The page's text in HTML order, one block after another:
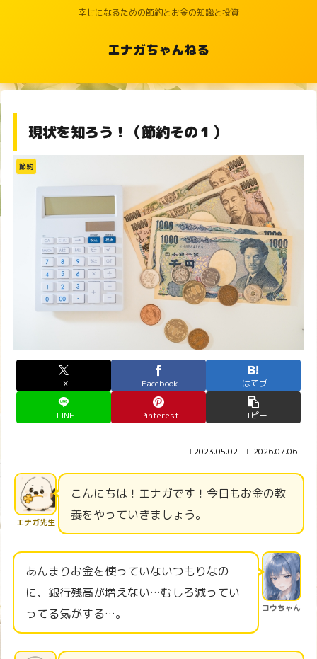
幸せになるための節約とお金の知識と投資
エナガちゃんねる
現状を知ろう！（節約その１）
節約
X Facebook はてブ
LINE Pinterest コピー
2023.05.02 2026.07.06
エナガ先生
こんにちは！エナガです！今日もお金の教
養をやっていきましょう。
コウちゃん
あんまりお金を使っていないつもりなの
に、銀行残高が増えない…むしろ減ってい
ってる気がする…。